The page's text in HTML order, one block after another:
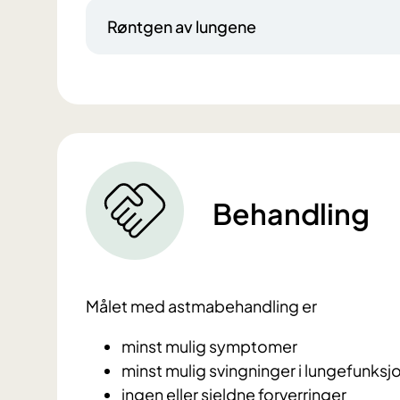
Røntgen av lungene
Behandling
Målet med astmabehandling er
minst mulig symptomer
minst mulig svingninger i
ingen eller sjeldne forverringer